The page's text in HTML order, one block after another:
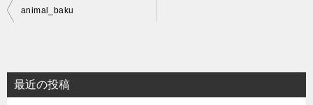
投
ビ
ゲ
animal_baku
最近の投稿